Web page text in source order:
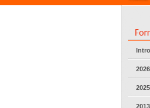
2026
2025
2013